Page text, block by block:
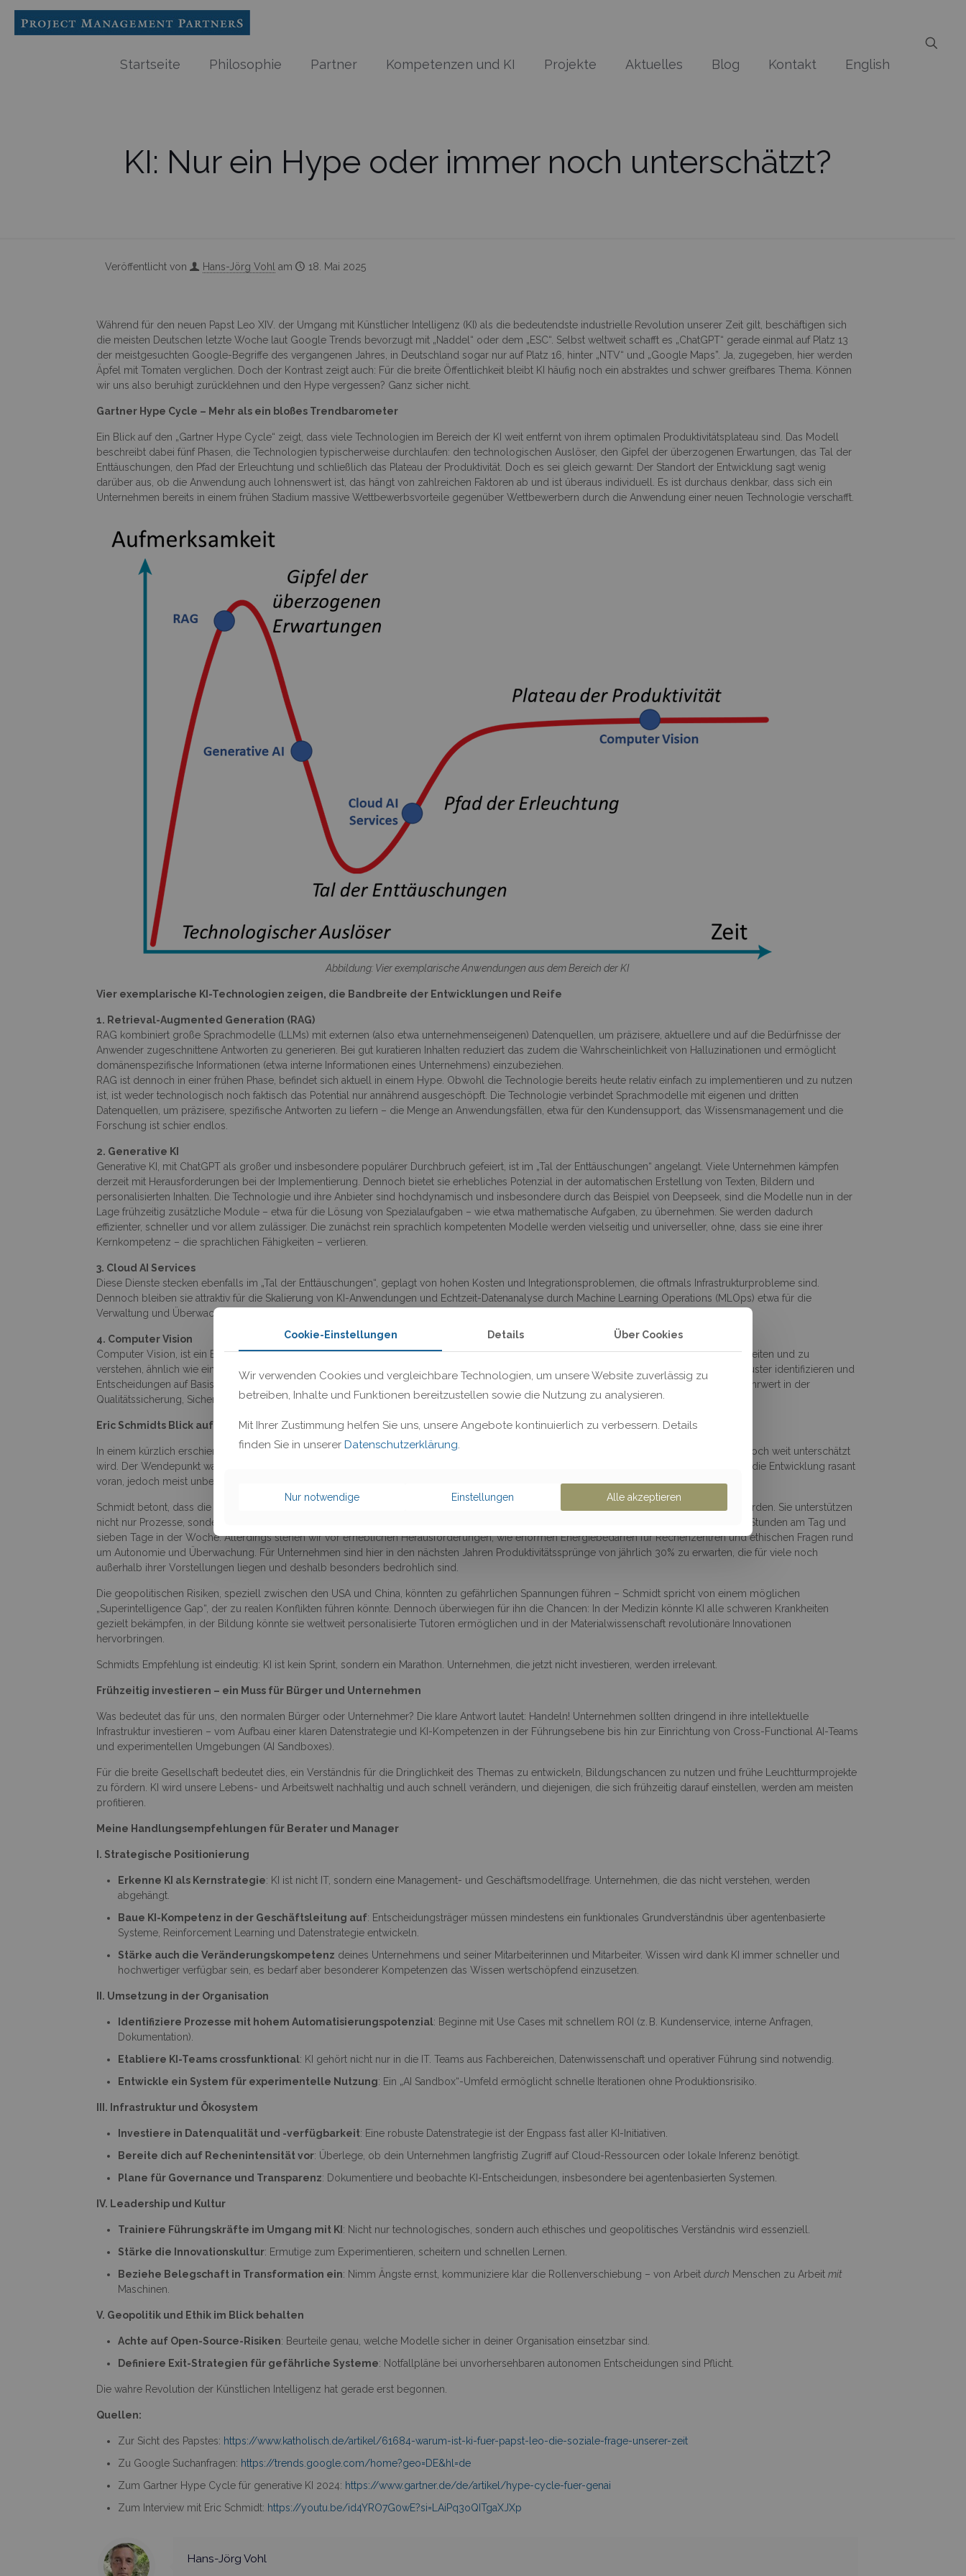
Startseite Philosophie Partner Kompetenzen und KI Projekte Aktuelles Blog Kontakt English
KI: Nur ein Hype oder immer noch unterschätzt?
Veröffentlicht von Hans-Jörg Vohl am 18. Mai 2025
Während für den neuen Papst Leo XIV. der Umgang mit Künstlicher Intelligenz (KI) als die bedeutendste industrielle Revolution unserer Zeit gilt, beschäftigen sich
die meisten Deutschen letzte Woche laut Google Trends bevorzugt mit „Naddel“ oder dem „ESC“. Selbst weltweit schafft es „ChatGPT“ gerade einmal auf Platz 13
der meistgesuchten Google-Begriffe des vergangenen Jahres, in Deutschland sogar nur auf Platz 16, hinter „NTV“ und „Google Maps”. Ja, zugegeben, hier werden
Äpfel mit Tomaten verglichen. Doch der Kontrast zeigt auch: Für die breite Öffentlichkeit bleibt KI häufig noch ein abstraktes und schwer greifbares Thema. Können
wir uns also beruhigt zurücklehnen und den Hype vergessen? Ganz sicher nicht.
Gartner Hype Cycle – Mehr als ein bloßes Trendbarometer
Ein Blick auf den „Gartner Hype Cycle“ zeigt, dass viele Technologien im Bereich der KI weit entfernt von ihrem optimalen Produktivitätsplateau sind. Das Modell
beschreibt dabei fünf Phasen, die Technologien typischerweise durchlaufen: den technologischen Auslöser, den Gipfel der überzogenen Erwartungen, das Tal der
Enttäuschungen, den Pfad der Erleuchtung und schließlich das Plateau der Produktivität. Doch es sei gleich gewarnt: Der Standort der Entwicklung sagt wenig
darüber aus, ob die Anwendung auch lohnenswert ist, das hängt von zahlreichen Faktoren ab und ist überaus individuell. Es ist durchaus denkbar, dass sich ein
Unternehmen bereits in einem frühen Stadium massive Wettbewerbsvorteile gegenüber Wettbewerbern durch die Anwendung einer neuen Technologie verschafft.
Abbildung: Vier exemplarische Anwendungen aus dem Bereich der KI
Vier exemplarische KI-Technologien zeigen, die Bandbreite der Entwicklungen und Reife
1. Retrieval-Augmented Generation (RAG)
RAG kombiniert große Sprachmodelle (LLMs) mit externen (also etwa unternehmenseigenen) Datenquellen, um präzisere, aktuellere und auf die Bedürfnisse der
Anwender zugeschnittene Antworten zu generieren. Bei gut kuratieren Inhalten reduziert das zudem die Wahrscheinlichkeit von Halluzinationen und ermöglicht
domänenspezifische Informationen (etwa interne Informationen eines Unternehmens) einzubeziehen.
RAG ist dennoch in einer frühen Phase, befindet sich aktuell in einem Hype. Obwohl die Technologie bereits heute relativ einfach zu implementieren und zu nutzen
ist, ist weder technologisch noch faktisch das Potential nur annährend ausgeschöpft. Die Technologie verbindet Sprachmodelle mit eigenen und dritten
Datenquellen, um präzisere, spezifische Antworten zu liefern – die Menge an Anwendungsfällen, etwa für den Kundensupport, das Wissensmanagement und die
Forschung ist schier endlos.
2. Generative KI
Generative KI, mit ChatGPT als großer und insbesondere populärer Durchbruch gefeiert, ist im „Tal der Enttäuschungen“ angelangt. Viele Unternehmen kämpfen
derzeit mit Herausforderungen bei der Implementierung. Dennoch bietet sie erhebliches Potenzial in der automatischen Erstellung von Texten, Bildern und
personalisierten Inhalten. Die Technologie und ihre Anbieter sind hochdynamisch und insbesondere durch das Beispiel von Deepseek, sind die Modelle nun in der
Lage frühzeitig zusätzliche Module – etwa für die Lösung von Spezialaufgaben – wie etwa mathematische Aufgaben, zu übernehmen. Sie werden dadurch
effizienter, schneller und vor allem zulässiger. Die zunächst rein sprachlich kompetenten Modelle werden vielseitig und universeller, ohne, dass sie eine ihrer
Kernkompetenz – die sprachlichen Fähigkeiten – verlieren.
3. Cloud AI Services
Diese Dienste stecken ebenfalls im „Tal der Enttäuschungen“, geplagt von hohen Kosten und Integrationsproblemen, die oftmals Infrastrukturprobleme sind.
Dennoch bleiben sie attraktiv für die Skalierung von KI-Anwendungen und Echtzeit-Datenanalyse durch Machine Learning Operations (MLOps) etwa für die
Verwaltung und Überwachung von Use Cases in der Produktion.
4. Computer Vision
Computer Vision, ist ein Bereich der Künstlichen Intelligenz (KI), der es Maschinen ermöglicht, visuelle Daten wie Bilder und Videos zu verarbeiten und zu
verstehen, ähnlich wie ein Mensch. Mit Hilfe von maschinellem Lernen, insbesondere Deep Learning, können Computer Objekte erkennen, Muster identifizieren und
Entscheidungen auf Basis von visuellen Informationen treffen. Dieser Bereich ist deutlich weiterentwickelt. Die Technik liefert bereits realen Mehrwert in der
Qualitätssicherung, Sicherheitsüberwachung und insbesondere auch medizinischer Diagnostik.
Eric Schmidts Blick auf den Hype: Die unterschätzte KI-Revolution
In einem kürzlich erschienen Interview argumentiert Eric Schmidt, ehemaliger CEO von Google, eindrucksvoll, dass die KI-Revolution sogar noch weit unterschätzt
wird. Der Wendepunkt war für ihn 2016, als AlphaGo einen Zug spielte, den Menschen in 2.500 Jahren nie gezogen hatten. Seitdem schreitet die Entwicklung rasant
voran, jedoch meist unbemerkt von der Öffentlichkeit, die KI oftmals „nur“ als ChatGPT erlebt.
Schmidt betont, dass die tiefgreifendsten Veränderungen durch Reinforcement Learning und autonome KI-Agenten sehr schnell kommen werden. Sie unterstützen
nicht nur Prozesse, sondern können sie auch vollständig automatisieren, so dass Agenten wie zuverlässige Mitarbeiter handeln – und das 24 Stunden am Tag und
sieben Tage in der Woche. Allerdings stehen wir vor erheblichen Herausforderungen, wie enormen Energiebedarfen für Rechenzentren und ethischen Fragen rund
um Autonomie und Überwachung. Für Unternehmen sind hier in den nächsten Jahren Produktivitätssprünge von jährlich 30% zu erwarten, die für viele noch
außerhalb ihrer Vorstellungen liegen und deshalb besonders bedrohlich sind.
Die geopolitischen Risiken, speziell zwischen den USA und China, könnten zu gefährlichen Spannungen führen – Schmidt spricht von einem möglichen
„Superintelligence Gap“, der zu realen Konflikten führen könnte. Dennoch überwiegen für ihn die Chancen: In der Medizin könnte KI alle schweren Krankheiten
gezielt bekämpfen, in der Bildung könnte sie weltweit personalisierte Tutoren ermöglichen und in der Materialwissenschaft revolutionäre Innovationen
hervorbringen.
Schmidts Empfehlung ist eindeutig: KI ist kein Sprint, sondern ein Marathon. Unternehmen, die jetzt nicht investieren, werden irrelevant.
Frühzeitig investieren – ein Muss für Bürger und Unternehmen
Was bedeutet das für uns, den normalen Bürger oder Unternehmer? Die klare Antwort lautet: Handeln! Unternehmen sollten dringend in ihre intellektuelle
Infrastruktur investieren – vom Aufbau einer klaren Datenstrategie und KI-Kompetenzen in der Führungsebene bis hin zur Einrichtung von Cross-Functional AI-Teams
und experimentellen Umgebungen (AI Sandboxes).
Für die breite Gesellschaft bedeutet dies, ein Verständnis für die Dringlichkeit des Themas zu entwickeln, Bildungschancen zu nutzen und frühe Leuchtturmprojekte
zu fördern. KI wird unsere Lebens- und Arbeitswelt nachhaltig und auch schnell verändern, und diejenigen, die sich frühzeitig darauf einstellen, werden am meisten
profitieren.
Meine Handlungsempfehlungen für Berater und Manager
I. Strategische Positionierung
Erkenne KI als Kernstrategie: KI ist nicht IT, sondern eine Management- und Geschäftsmodellfrage. Unternehmen, die das nicht verstehen, werden
abgehängt.
Baue KI-Kompetenz in der Geschäftsleitung auf: Entscheidungsträger müssen mindestens ein funktionales Grundverständnis über agentenbasierte
Systeme, Reinforcement Learning und Datenstrategie entwickeln.
Stärke auch die Veränderungskompetenz deines Unternehmens und seiner Mitarbeiterinnen und Mitarbeiter. Wissen wird dank KI immer schneller und
hochwertiger verfügbar sein, es bedarf aber besonderer Kompetenzen das Wissen wertschöpfend einzusetzen.
II. Umsetzung in der Organisation
Identifiziere Prozesse mit hohem Automatisierungspotenzial: Beginne mit Use Cases mit schnellem ROI (z. B. Kundenservice, interne Anfragen,
Dokumentation).
Etabliere KI-Teams crossfunktional: KI gehört nicht nur in die IT. Teams aus Fachbereichen, Datenwissenschaft und operativer Führung sind notwendig.
Entwickle ein System für experimentelle Nutzung: Ein „AI Sandbox“-Umfeld ermöglicht schnelle Iterationen ohne Produktionsrisiko.
III. Infrastruktur und Ökosystem
Investiere in Datenqualität und -verfügbarkeit: Eine robuste Datenstrategie ist der Engpass fast aller KI-Initiativen.
Bereite dich auf Rechenintensität vor: Überlege, ob dein Unternehmen langfristig Zugriff auf Cloud-Ressourcen oder lokale Inferenz benötigt.
Plane für Governance und Transparenz: Dokumentiere und beobachte KI-Entscheidungen, insbesondere bei agentenbasierten Systemen.
IV. Leadership und Kultur
Trainiere Führungskräfte im Umgang mit KI : Nicht nur technologisches, sondern auch ethisches und geopolitisches Verständnis wird essenziell.
Stärke die Innovationskultur: Ermutige zum Experimentieren, scheitern und schnellen Lernen.
Beziehe Belegschaft in Transformation ein: Nimm Ängste ernst, kommuniziere klar die Rollenverschiebung – von Arbeitdurch Menschen zu Arbeitmit
Maschinen.
V. Geopolitik und Ethik im Blick behalten
Achte auf Open-Source-Risiken: Beurteile genau, welche Modelle sicher in deiner Organisation einsetzbar sind.
Definiere Exit-Strategien für gefährliche Systeme: Notfallpläne bei unvorhersehbaren autonomen Entscheidungen sind Pflicht.
Die wahre Revolution der Künstlichen Intelligenz hat gerade erst begonnen.
Quellen:
Zur Sicht des Papstes: https://www.katholisch.de/artikel/61684-warum-ist-ki-fuer-papst-leo-die-soziale-frage-unserer-zeit
Zu Google Suchanfragen: https://trends.google.com/home?geo=DE&hl=de
Zum Gartner Hype Cycle für generative KI 2024: https://www.gartner.de/de/artikel/hype-cycle-fuer-genai
Zum Interview mit Eric Schmidt: https://youtu.be/id4YRO7G0wE?si=LAiPq3oQITgaXJXp
Hans-Jörg Vohl
Cookie-Einstellungen Details Über Cookies
Wir verwenden Cookies und vergleichbare Technologien, um unsere Website zuverlässig zu
betreiben, Inhalte und Funktionen bereitzustellen sowie die Nutzung zu analysieren.
Mit Ihrer Zustimmung helfen Sie uns, unsere Angebote kontinuierlich zu verbessern. Details
finden Sie in unserer Datenschutzerklärung
Nur notwendige Einstellungen Alle akzeptieren